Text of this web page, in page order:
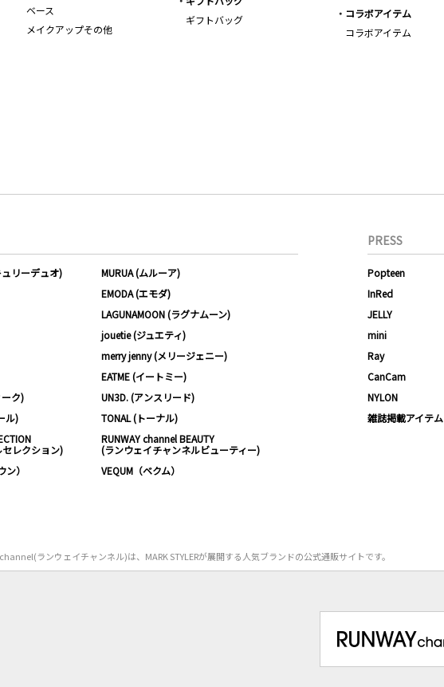
ベース
メイクアップその他
ギフトバッグ
コラボアイテム
コラボアイテム
ュリーデュオ)
MURUA (ムルーア)
EMODA (エモダ)
LAGUNAMOON (ラグナムーン)
jouetie (ジュエティ)
merry jenny (メリージェニー)
EATME (イートミー)
ーク)
UN3D. (アンスリード)
ル)
TONAL (トーナル)
レクション)
RUNWAY channel BEAUTY
(ランウェイチャンネルビューティー)
）
VEQUM（ベクム）
PRESS
Popteen
InRed
JELLY
mini
Ray
CanCam
NYLON
雑誌掲載アイテム
channel(ランウェイチャンネル)は、MARK STYLERが展開する人気ブランドの公式通販サイトです。